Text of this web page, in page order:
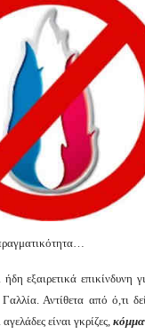
εξαιρετικά επικίνδυνη
Αντίθετα από ό,τι
είναι γκρίζες,